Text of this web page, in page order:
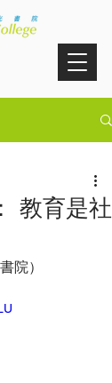
教育是社
院）